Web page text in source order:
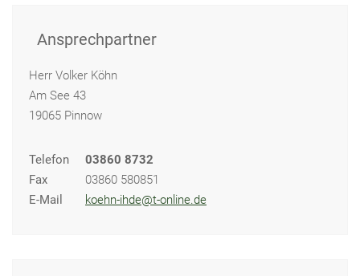
Ansprechpartner
Herr Volker Köhn
Am See 43
19065 Pinnow
Telefon
03860 8732
Fax
03860 580851
E-Mail
koehn-ihde@t-online.de